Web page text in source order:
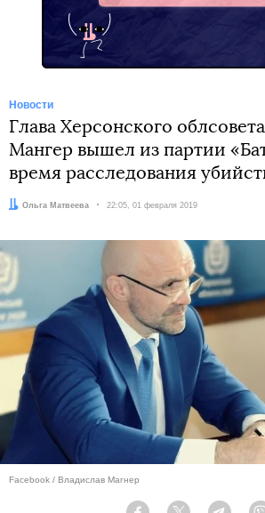
Новости
Глава Херсонского
Мангер вышел из партии
время расследования
Автор:
Ольга Матвеева Дата:
22:05, 01 февраля 2019
Facebook / Владислав Магнер